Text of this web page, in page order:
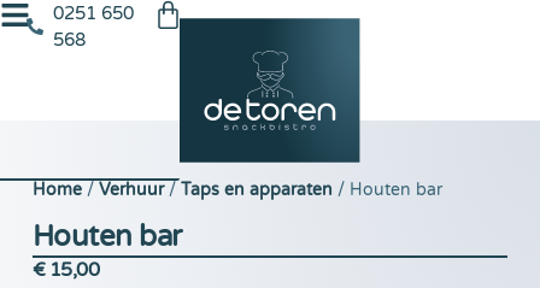
0251 650
568
Home/ Verhuur/ Taps en apparaten / Houten bar
Houten bar
€15,00